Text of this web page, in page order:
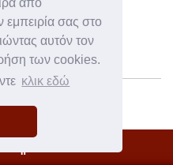
από
εμπειρία σας στο
αυτόν τον
των cookies.
κλικ εδώ